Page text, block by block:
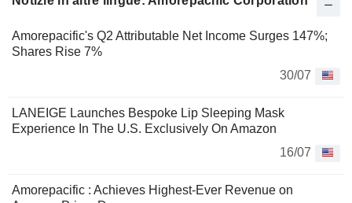
Amorepacific's Q2 Attributable Net Income Surges 147%;
Shares Rise 7%
30/07
LANEIGE Launches Bespoke Lip Sleeping Mask
Experience In The U.S. Exclusively On Amazon
16/07
Amorepacific : Achieves Highest-Ever Revenue on